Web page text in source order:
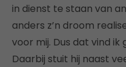
in dienst te staan van
anders z’n droom
voor mij. Dus dat vind ik
Daarbij stuit hij naast